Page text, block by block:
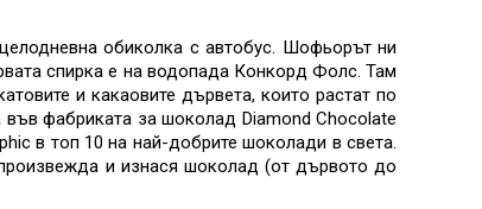
обиколка с автобус. Шофьорът ни
спирка е на водопада Конкорд Фолс. Там
и какаовите дървета, които растат по
във фабриката за шоколад Diamond Chocolate
в топ 10 на най-добрите шоколади в света.
и изнася шоколад (от дървото до